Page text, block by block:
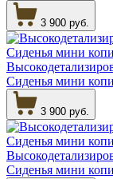
3 900 руб.
Сиденья мини
3 900 руб.
Сиденья мини